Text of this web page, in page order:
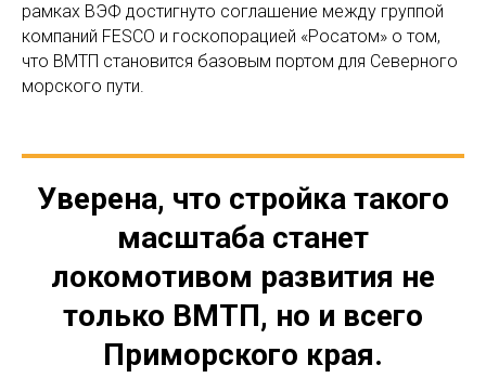
рамках ВЭФ достигнуто соглашение между группой
компаний FESCO и госкопорацией «Росатом» о том,
что ВМТП становится базовым портом для Северного
морского пути.
Уверена, что стройка такого
масштаба станет
локомотивом развития не
только ВМТП, но и всего
Приморского края.